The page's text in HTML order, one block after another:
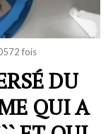
fois
DU
QUI A